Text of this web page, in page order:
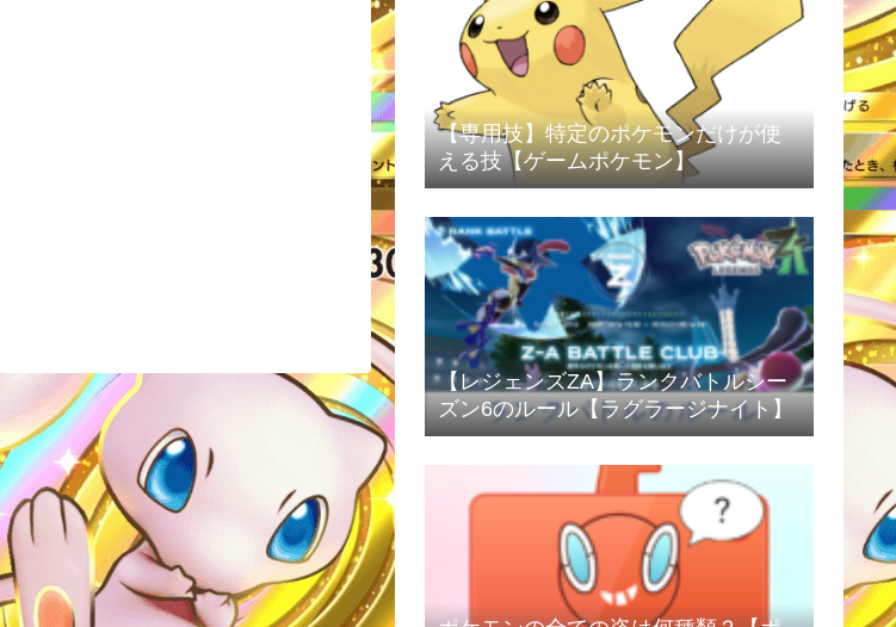
【専用技】特定のポケモンだけが使
える技【ゲームポケモン】
【レジェンズZA】ランクバトルシー
ズン6のルール【ラグラージナイト】